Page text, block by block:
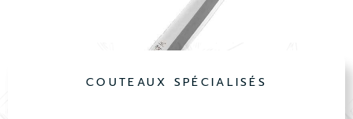
COUTEAUX SPÉCIALISÉS